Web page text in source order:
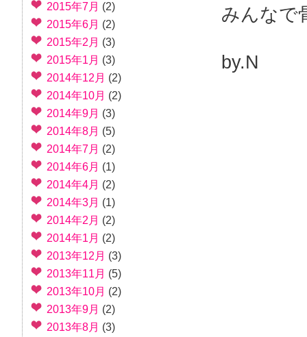
みんなで
by.N
2015年7月 (2)
2015年6月 (2)
2015年2月 (3)
2015年1月 (3)
2014年12月 (2)
2014年10月 (2)
2014年9月 (3)
2014年8月 (5)
2014年7月 (2)
2014年6月 (1)
2014年4月 (2)
2014年3月 (1)
2014年2月 (2)
2014年1月 (2)
2013年12月 (3)
2013年11月 (5)
2013年10月 (2)
2013年9月 (2)
2013年8月 (3)